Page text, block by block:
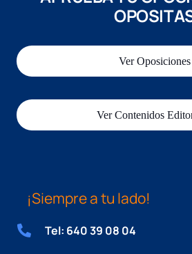
Ver Oposiciones
Ver Contenidos
¡Siempre a tu lado!
Tel: 640 39 08 04